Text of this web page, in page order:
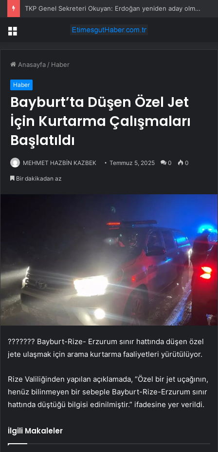
TKP Genel Sekreteri Okuyan: Erdoğan yeniden aday olmayabilir, AKP’de kavga sertleşir
Menü
Anasayfa / Haber
Haber
Bayburt’ta Düşen Özel Jet
İçin Kurtarma Çalışmaları
Başlatıldı
MEHMET HAZBİN KAZBEK Temmuz 5, 2025 0 0
Bir dakikadan az
??????? Bayburt-Rize- Erzurum sınır hattında düşen özel
jete ulaşmak için arama kurtarma faaliyetleri yürütülüyor.
Rize Valiliğinden yapılan açıklamada, “Özel bir jet uçağının,
henüz bilinmeyen bir sebeple Bayburt-Rize-Erzurum sınır
hattında düştüğü bilgisi edinilmiştir.” ifadesine yer verildi.
İlgili Makaleler